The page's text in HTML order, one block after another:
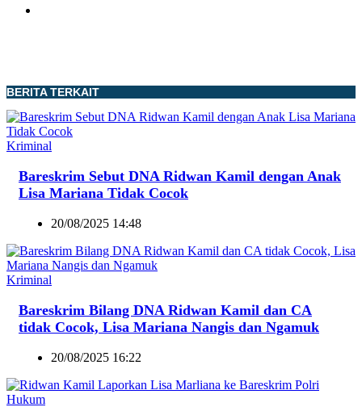
BERITA TERKAIT
Kriminal
Bareskrim Sebut DNA Ridwan Kamil dengan Anak
Lisa Mariana Tidak Cocok
20/08/2025 14:48
Kriminal
Bareskrim Bilang DNA Ridwan Kamil dan CA
tidak Cocok, Lisa Mariana Nangis dan Ngamuk
20/08/2025 16:22
Hukum